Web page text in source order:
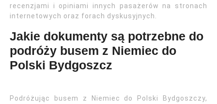
recenzjami i opiniami innych pasażerów na stronach
internetowych oraz forach dyskusyjnych.
Jakie dokumenty są potrzebne do
podróży busem z Niemiec do
Polski Bydgoszcz
Podróżując busem z Niemiec do Polski Bydgoszczy,